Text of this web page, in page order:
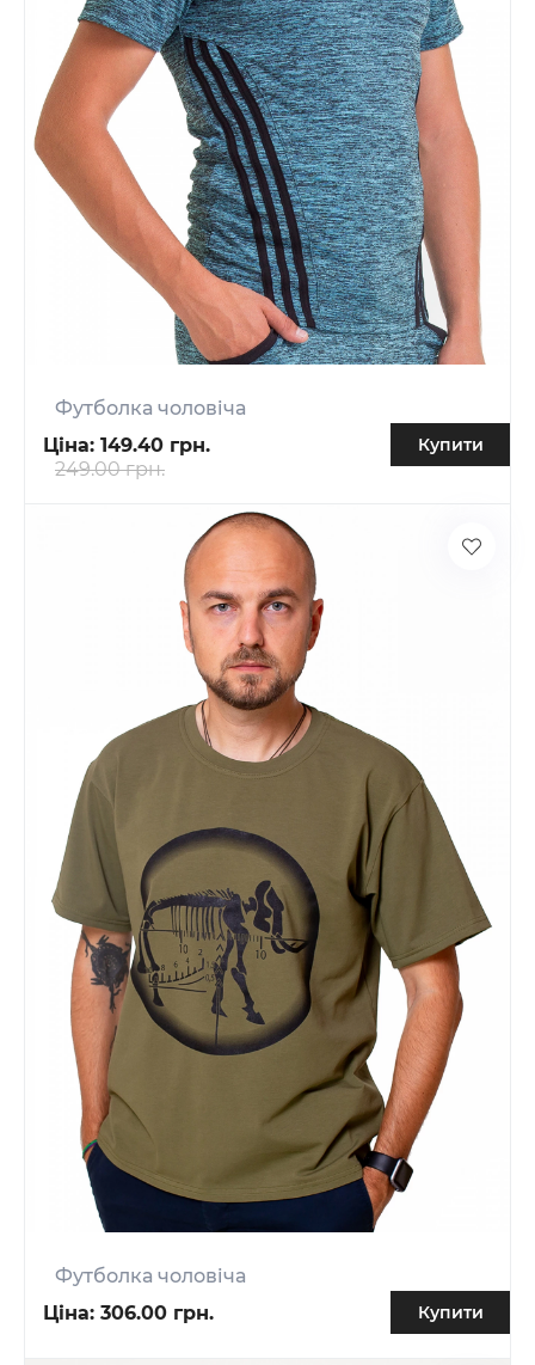
Футболка чоловіча
Ціна: 149.40 грн.
249.00 грн.
Купити
Футболка чоловіча
Ціна: 306.00 грн. Купити